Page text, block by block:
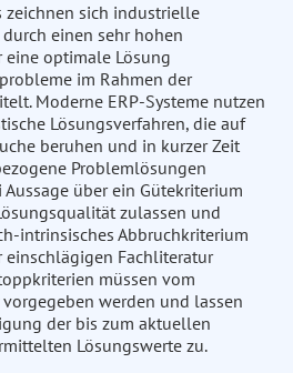
zeichnen sich industrielle
einen sehr hohen
eine optimale Lösung
im Rahmen der
Moderne ERP-Systeme nutzen
Lösungsverfahren, die auf
beruhen und in kurzer Zeit
Problemlösungen
über ein Gütekriterium
zulassen und
intrinsisches Abbruchkriterium
einschlägigen Fachliteratur
müssen vom
werden und lassen
der bis zum aktuellen
Lösungswerte zu.